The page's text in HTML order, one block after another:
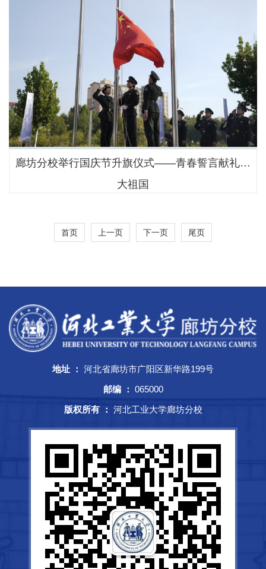
廊坊分校举行国庆节升旗仪式——青春誓言献礼伟
大祖国
首页 上一页 下一页 尾页
地址 ： 河北省廊坊市广阳区新华路199号
邮编 ： 065000
版权所有 ： 河北工业大学廊坊分校